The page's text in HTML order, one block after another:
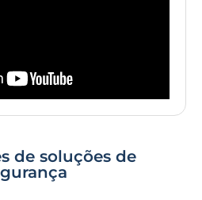
de soluções de